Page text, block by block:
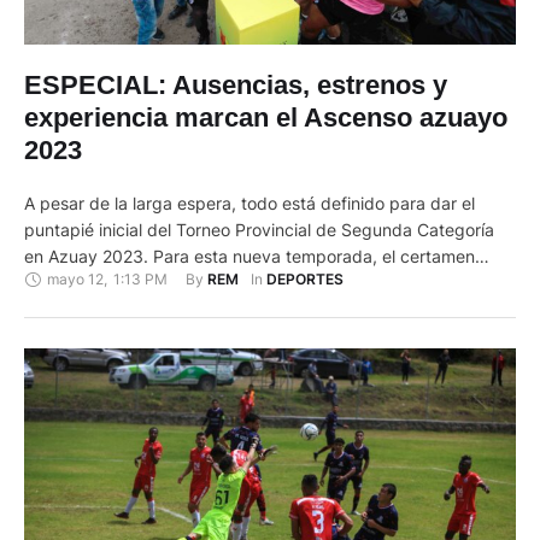
ESPECIAL: Ausencias, estrenos y
experiencia marcan el Ascenso azuayo
2023
A pesar de la larga espera, todo está definido para dar el
puntapié inicial del Torneo Provincial de Segunda Categoría
en Azuay 2023. Para esta nueva temporada, el certamen
tendrá nuevamente a 15 clubes disputando el título. El
mayo 12 1:13 PM By REM In DEPORTES